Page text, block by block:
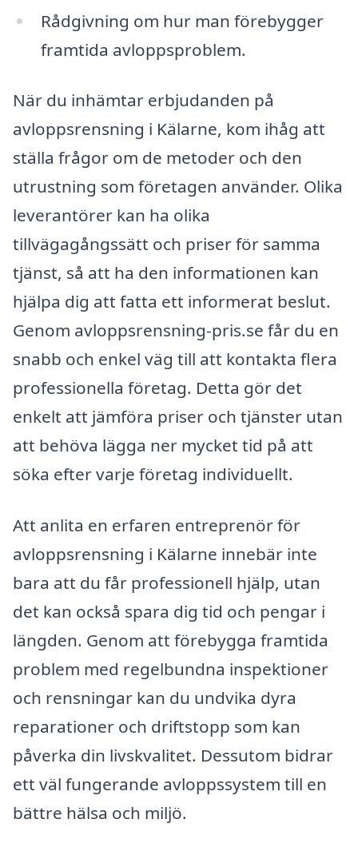
Rådgivning om hur man förebygger
framtida avloppsproblem.
När du inhämtar erbjudanden på
avloppsrensning i Kälarne, kom ihåg att
ställa frågor om de metoder och den
utrustning som företagen använder. Olika
leverantörer kan ha olika
tillvägagångssätt och priser för samma
tjänst, så att ha den informationen kan
hjälpa dig att fatta ett informerat beslut.
Genom avloppsrensning-pris.se får du en
snabb och enkel väg till att kontakta flera
professionella företag. Detta gör det
enkelt att jämföra priser och tjänster utan
att behöva lägga ner mycket tid på att
söka efter varje företag individuellt.
Att anlita en erfaren entreprenör för
avloppsrensning i Kälarne innebär inte
bara att du får professionell hjälp, utan
det kan också spara dig tid och pengar i
längden. Genom att förebygga framtida
problem med regelbundna inspektioner
och rensningar kan du undvika dyra
reparationer och driftstopp som kan
påverka din livskvalitet. Dessutom bidrar
ett väl fungerande avloppssystem till en
bättre hälsa och miljö.